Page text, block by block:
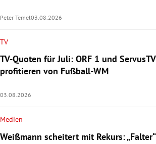
Peter Temel03.08.2026
TV
TV-Quoten für Juli: ORF 1 und ServusTV
profitieren von Fußball-WM
03.08.2026
Medien
Weißmann scheitert mit Rekurs: „Falter“